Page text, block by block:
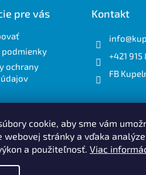
cookie, aby sme vám
webovej stránky a vďaka
a použiteľnosť. Viac
pre vás
podmienky
ochrany
Kontakt
info@
+421 915
FB